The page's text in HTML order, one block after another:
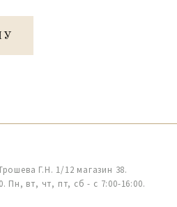
Г.Н. 1/12 магазин 38.
Пн, вт, чт, пт, сб - с 7:00-16:00.